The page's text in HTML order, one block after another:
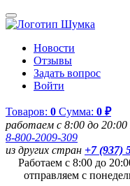
Новости
Отзывы
Задать вопрос
Войти
Товаров: 0 Сумма: 0 ₽
работаем с 8:00 до
8-800-2009-309
из других стран +7 (937)
Работаем с 8:00 до
отправляем с